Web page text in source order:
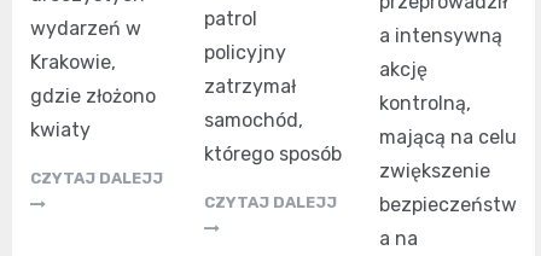
wydarzeń w
Krakowie,
gdzie złożono
kwiaty
CZYTAJ DALEJJ
patrol
policyjny
zatrzymał
samochód,
którego sposób
CZYTAJ DALEJJ
a intensywną
akcję
kontrolną,
mającą na celu
zwiększenie
bezpieczeństw
a na